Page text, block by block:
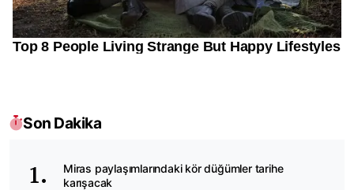
Son Dakika
Miras paylaşımlarındaki kör düğümler tarihe
karışacak